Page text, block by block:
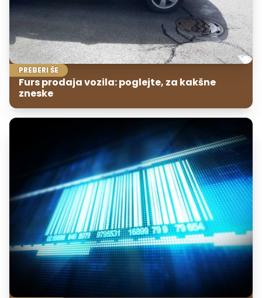
PREBERI ŠE
Furs prodaja vozila: poglejte, za kakšne
zneske